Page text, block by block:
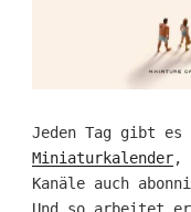
Jeden Tag gibt es
Miniaturkalender,
Kanäle auch